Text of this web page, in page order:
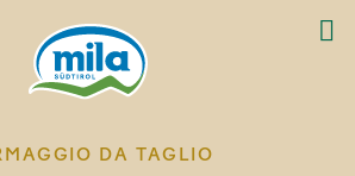
DA TAGLIO